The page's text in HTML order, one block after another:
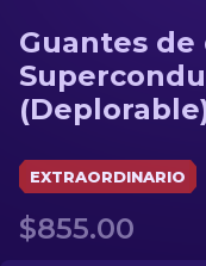
Fusiles de
Cuchillos
Guantes
Cajas
Guantes
EXTRAORDINARIO
$855.00